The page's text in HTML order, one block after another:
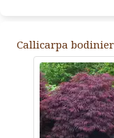
Callicarpa